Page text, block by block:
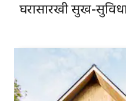
घरासारखी सुख-